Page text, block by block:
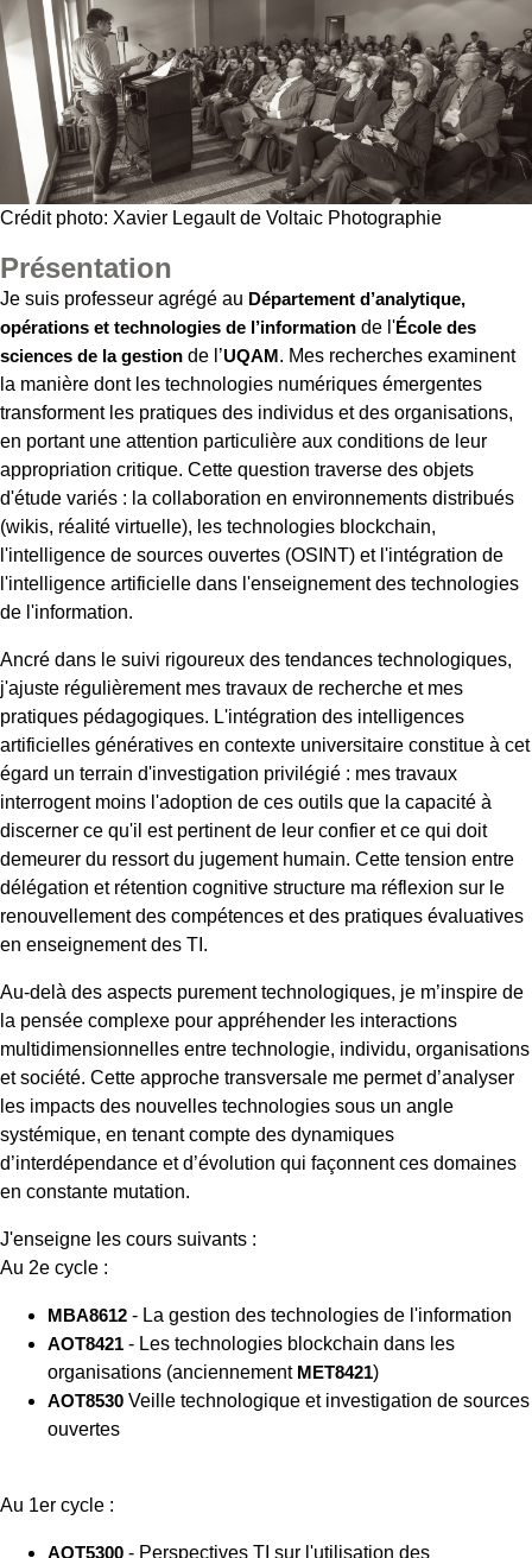
Crédit photo: Xavier Legault de Voltaic Photographie
Présentation
Je suis professeur agrégé au Département d’analytique,
opérations et technologies de l’information de l'École des
sciences de la gestion de l’UQAM. Mes recherches examinent
la manière dont les technologies numériques émergentes
transforment les pratiques des individus et des organisations,
en portant une attention particulière aux conditions de leur
appropriation critique. Cette question traverse des objets
d'étude variés : la collaboration en environnements distribués
(wikis, réalité virtuelle), les technologies blockchain,
l'intelligence de sources ouvertes (OSINT) et l'intégration de
l'intelligence artificielle dans l'enseignement des technologies
de l'information.
Ancré dans le suivi rigoureux des tendances technologiques,
j'ajuste régulièrement mes travaux de recherche et mes
pratiques pédagogiques. L'intégration des intelligences
artificielles génératives en contexte universitaire constitue à cet
égard un terrain d'investigation privilégié : mes travaux
interrogent moins l'adoption de ces outils que la capacité à
discerner ce qu'il est pertinent de leur confier et ce qui doit
demeurer du ressort du jugement humain. Cette tension entre
délégation et rétention cognitive structure ma réflexion sur le
renouvellement des compétences et des pratiques évaluatives
en enseignement des TI.
Au-delà des aspects purement technologiques, je m’inspire de
la pensée complexe pour appréhender les interactions
multidimensionnelles entre technologie, individu, organisations
et société. Cette approche transversale me permet d’analyser
les impacts des nouvelles technologies sous un angle
systémique, en tenant compte des dynamiques
d’interdépendance et d’évolution qui façonnent ces domaines
en constante mutation.
J'enseigne les cours suivants :
Au 2e cycle :
MBA8612 - La gestion des technologies de l'information
AOT8421 - Les technologies blockchain dans les
organisations (anciennement MET8421)
AOT8530 Veille technologique et investigation de sources
ouvertes
Au 1er cycle :
AOT5300 - Perspectives TI sur l'utilisation des